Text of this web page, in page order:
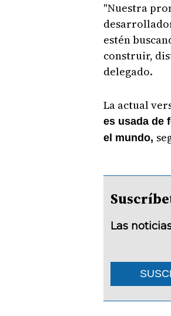
"Nuestra
estén
construir,
delegado.
La actual
es usada de
el mundo,
Las